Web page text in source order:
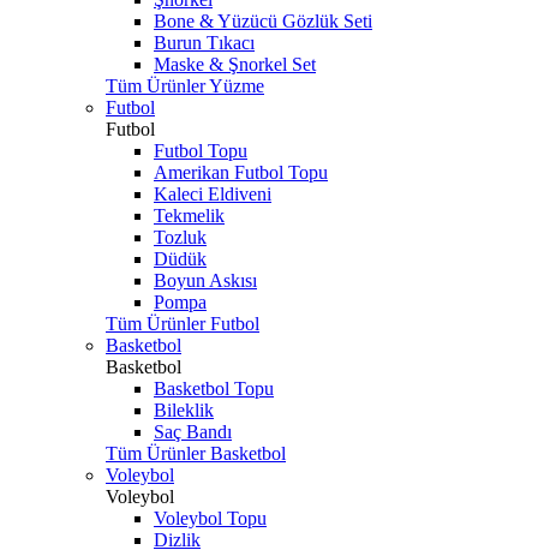
Bone & Yüzücü Gözlük Seti
Burun Tıkacı
Maske & Şnorkel Set
Tüm Ürünler Yüzme
Futbol
Futbol
Futbol Topu
Amerikan Futbol Topu
Kaleci Eldiveni
Tekmelik
Tozluk
Düdük
Boyun Askısı
Pompa
Tüm Ürünler Futbol
Basketbol
Basketbol
Basketbol Topu
Bileklik
Saç Bandı
Tüm Ürünler Basketbol
Voleybol
Voleybol
Voleybol Topu
Dizlik